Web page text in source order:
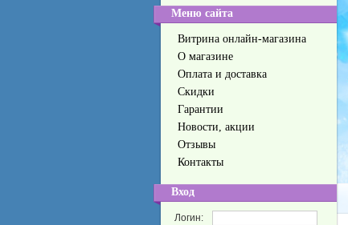
Меню сайта
Витрина онлайн-магазина
О магазине
Оплата и доставка
Скидки
Гарантии
Новости, акции
Отзывы
Контакты
Вход
Логин: